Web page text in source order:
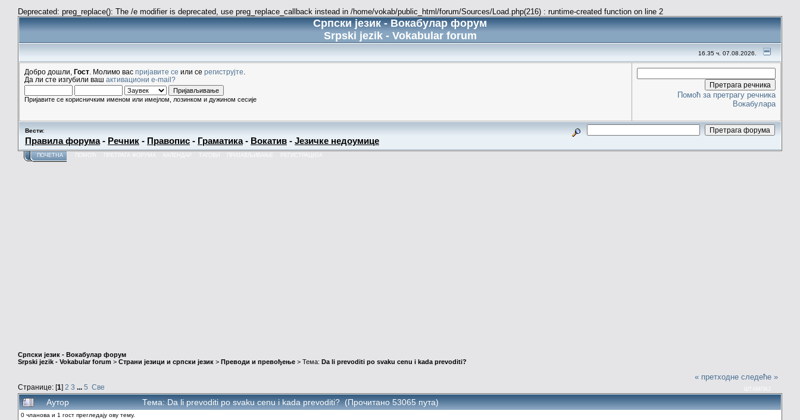
Deprecated: preg_replace(): The /e modifier is deprecated, use preg_replace_callback instead in /home/vokab/public_html/forum/Sources/Load.php(216) : runtime-created function on line 2
Српски језик - Вокабулар форум
Srpski jezik - Vokabular forum
16.35 ч. 07.08.2026.
Добро дошли, Гост . Молимо вас пријавите се или се региструјте
Да ли сте изгубили ваш активациони e-mail?
Пријавите се корисничким именом или имејлом, лозинком и дужином сесије
Помоћ за претрагу речника
Вокабулара
Вести:
Правила форума- Речник - Правопис - Граматика- Вокатив - Језичке недоумице
ПОЧЕТНА КАЛЕНДАР
Српски језик - Вокабулар форум
Srpski jezik - Vokabular forum > Страни језици и српски језик > Преводи и превођење > Тема: Da li prevoditi po svaku cenu i kada prevoditi?
Странице: [1] 2 3 ... 5 Све
« претходне следеће »
Аутор Тема: Da li prevoditi po svaku cenu i kada prevoditi? (Прочитано 53065 пута)
0 чланова и 1 гост прегледају ову тему.